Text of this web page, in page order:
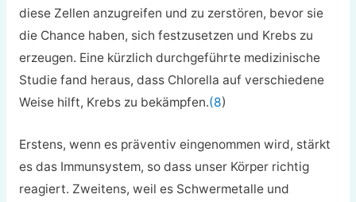
diese Zellen anzugreifen und zu zerstören, bevor sie
die Chance haben, sich festzusetzen und Krebs zu
erzeugen. Eine kürzlich durchgeführte medizinische
Studie fand heraus, dass Chlorella auf verschiedene
Weise hilft, Krebs zu bekämpfen.(8)
Erstens, wenn es präventiv eingenommen wird, stärkt
es das Immunsystem, so dass unser Körper richtig
reagiert. Zweitens, weil es Schwermetalle und